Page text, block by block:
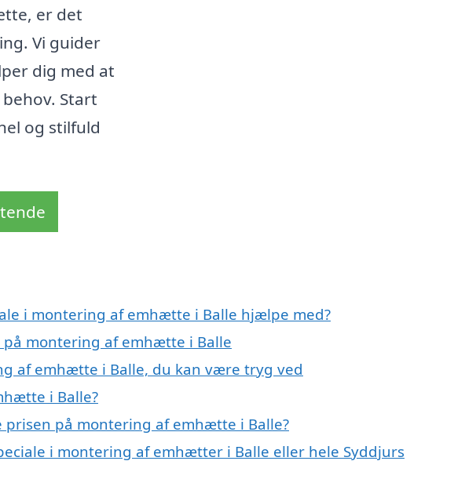
er det
Vi guider
dig med at
Start
og stilfuld
i montering af emhætte i Balle hjælpe med?
montering af emhætte i Balle
af emhætte i Balle, du kan være tryg ved
i Balle?
prisen på montering af emhætte i Balle?
i montering af emhætter i Balle eller hele Syddjurs